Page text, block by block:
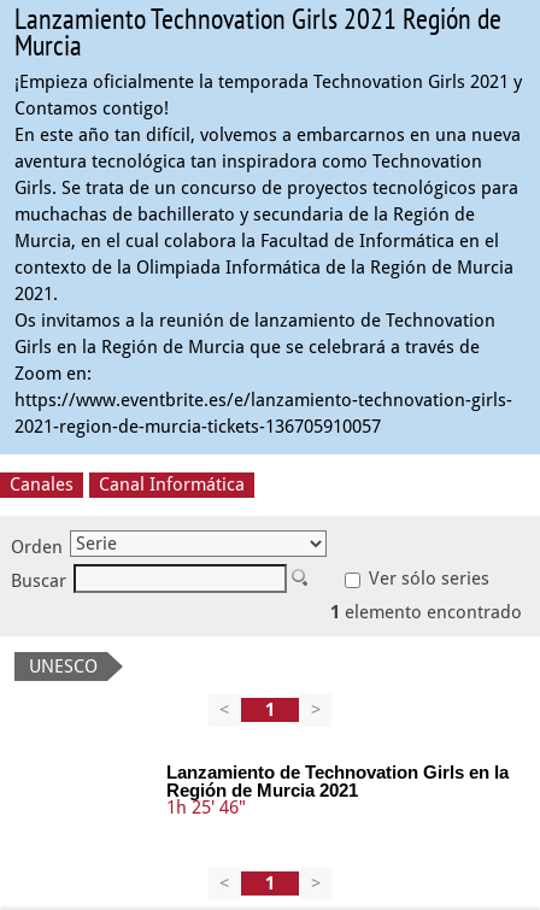
Lanzamiento Technovation Girls 2021 Región de
Murcia
¡Empieza oficialmente la temporada Technovation Girls 2021 y
Contamos contigo!
En este año tan difícil, volvemos a embarcarnos en una nueva
aventura tecnológica tan inspiradora como Technovation
Girls. Se trata de un concurso de proyectos tecnológicos para
muchachas de bachillerato y secundaria de la Región de
Murcia, en el cual colabora la Facultad de Informática en el
contexto de la Olimpiada Informática de la Región de Murcia
2021.
Os invitamos a la reunión de lanzamiento de Technovation
Girls en la Región de Murcia que se celebrará a través de
Zoom en:
https://www.eventbrite.es/e/lanzamiento-technovation-girls-
2021-region-de-murcia-tickets-136705910057
Canales Canal Informática
Orden
Buscar
Ver sólo series
1 elemento encontrado
UNESCO
<
>
Lanzamiento de Technovation Girls en la
Región de Murcia 2021
1h 25' 46"
< >